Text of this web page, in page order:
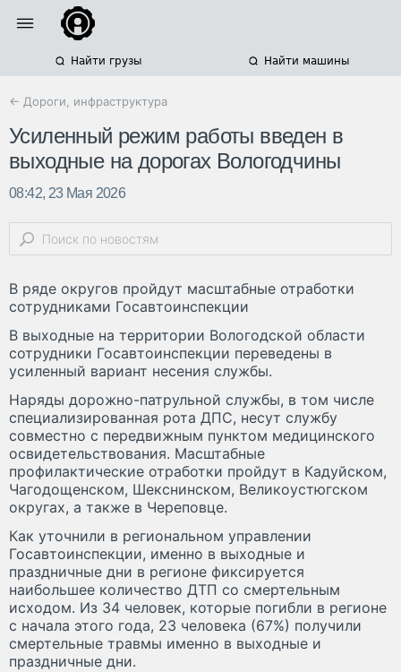
Найти грузы Найти машины
← Дороги, инфраструктура
Усиленный режим работы введен в
выходные на дорогах Вологодчины
08:42, 23 Мая 2026
В ряде округов пройдут масштабные отработки
сотрудниками Госавтоинспекции
В выходные на территории Вологодской области
сотрудники Госавтоинспекции переведены в
усиленный вариант несения службы.
Наряды дорожно-патрульной службы, в том числе
специализированная рота ДПС, несут службу
совместно с передвижным пунктом медицинского
освидетельствования. Масштабные
профилактические отработки пройдут в Кадуйском,
Чагодощенском, Шекснинском, Великоустюгском
округах, а также в Череповце.
Как уточнили в региональном управлении
Госавтоинспекции, именно в выходные и
праздничные дни в регионе фиксируется
наибольшее количество ДТП со смертельным
исходом. Из 34 человек, которые погибли в регионе
с начала этого года, 23 человека (67%) получили
смертельные травмы именно в выходные и
праздничные дни.